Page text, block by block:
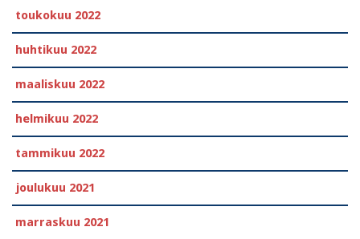
toukokuu 2022
huhtikuu 2022
maaliskuu 2022
helmikuu 2022
tammikuu 2022
joulukuu 2021
marraskuu 2021